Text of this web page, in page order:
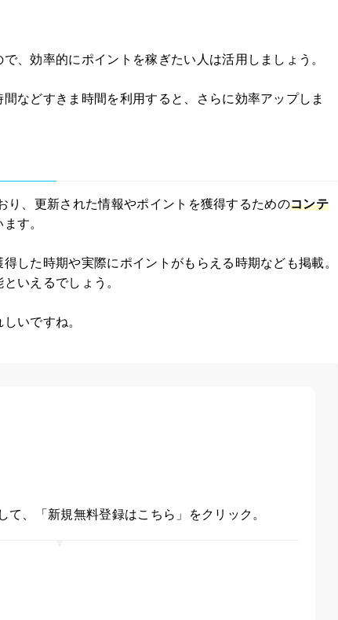
、効率的にポイントを稼ぎたい人は活用しましょう。
などすきま時間を利用すると、さらに効率アップしま
、更新された情報やポイントを獲得するためのコンテ
す。
した時期や実際にポイントがもらえる時期なども掲載。
いえるでしょう。
いですね。
、「新規無料登録はこちら」をクリック。